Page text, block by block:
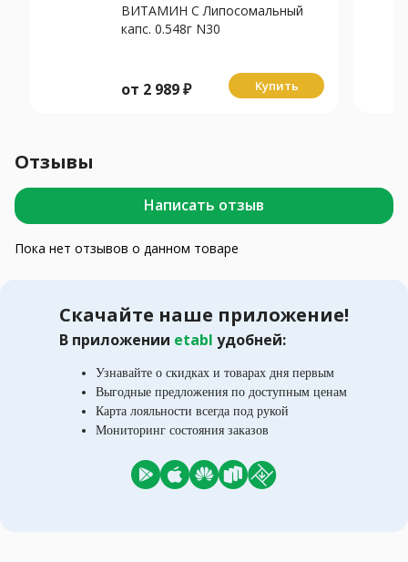
ВИТАМИН С Липосомальный
капс. 0.548г N30
от 2 989₽ Купить
Отзывы
Написать отзыв
Пока нет отзывов о данном товаре
Скачайте наше приложение!
В приложении etabl удобней:
Узнавайте о скидках и товарах дня первым
Выгодные предложения по доступным ценам
Карта лояльности всегда под рукой
Мониторинг состояния заказов